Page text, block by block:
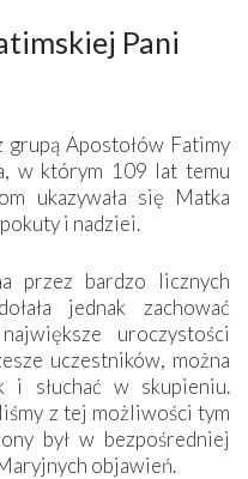
Pani
Apostołów Fatimy
w którym 109 lat temu
ukazywała się Matka
i nadziei.
przez bardzo licznych
jednak zachować
uroczystości
uczestników, można
słuchać w skupieniu.
z tej możliwości tym
był w bezpośredniej
objawień.